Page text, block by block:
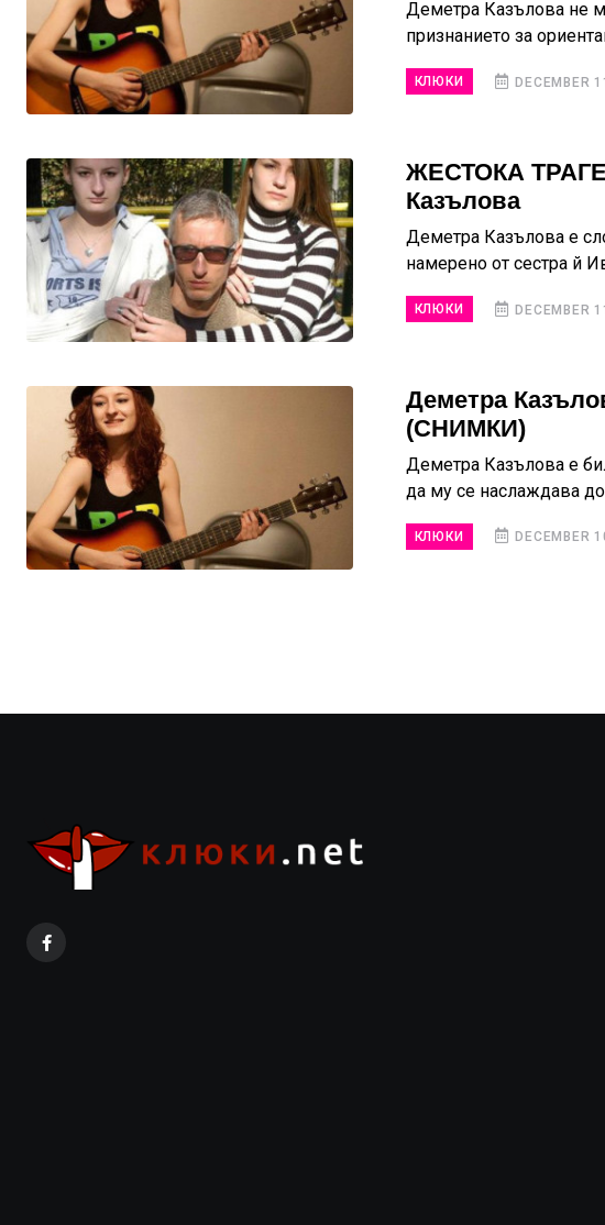
Деметра Казълова не
признанието за
КЛЮКИ DECEMBER
ЖЕСТОКА
Казълова
Деметра Казълова е
намерено от сестра й
КЛЮКИ DECEMBER
Деметра
(СНИМКИ)
Деметра Казълова е
да му се наслаждава до
КЛЮКИ DECEMBER